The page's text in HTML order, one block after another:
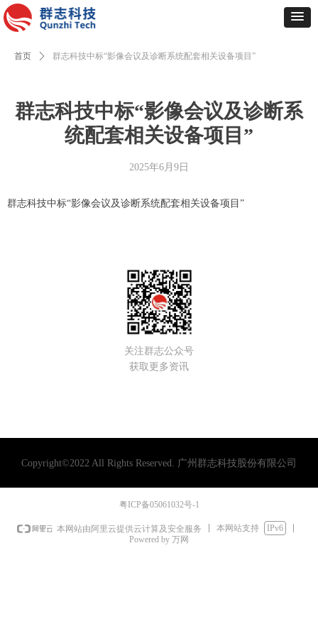
群志科技中标“影像会议及诊断系
统配套相关设备项目”
首页 ꄲ 群志科技中标“影像会议及诊断系统配套相关设备项目”
群志科技中标“影像会议及诊断系统配套相关设备项目”
2025年6月9日
关注群志公众号
获取更多资讯
Copyright©2022 All Rights Reserved. 广州群志科技股份有限公司
粤ICP备05061032号-1
本网站由阿里云提供云计算及安全服务 本网站支持
IPv6
Powered by 万网